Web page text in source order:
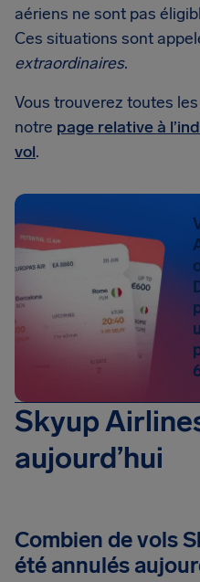
aériens ne sont pas
Ces situations sont
extraordinaires.
Vous trouverez toutes
notre page relative à
vol.
Skyup
aujourd’hui
Combien de vols
été annulés